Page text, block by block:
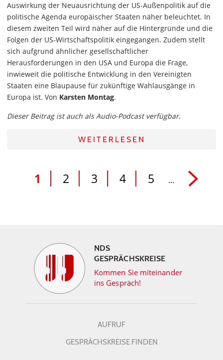
Auswirkung der Neuausrichtung der US-Außenpolitik auf die
politische Agenda europäischer Staaten näher beleuchtet. In
diesem zweiten Teil wird näher auf die Hintergründe und die
Folgen der US-Wirtschaftspolitik eingegangen. Zudem stellt
sich aufgrund ähnlicher gesellschaftlicher
Herausforderungen in den USA und Europa die Frage,
inwieweit die politische Entwicklung in den Vereinigten
Staaten eine Blaupause für zukünftige Wahlausgänge in
Europa ist. Von Karsten Montag.
Dieser Beitrag ist auch als Audio-Podcast verfügbar.
WEITERLESEN
1 2 3 4 5 ...
NDS
GESPRÄCHSKREISE
Kommen Sie miteinander
ins Gespräch!
AUFRUF
GESPRÄCHSKREISE FINDEN